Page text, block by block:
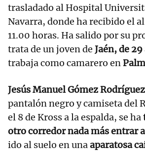
trasladado al Hospital
Navarra, donde ha recibido el
11.00 horas. Ha salido por su
trata de un joven de Jaén, de
trabaja como camarero en
Jesús Manuel Gómez Rodríguez
pantalón negro y camiseta del
el 8 de Kross a la espalda, se ha
otro corredor nada más entrar
ido al suelo en unaaparatosa